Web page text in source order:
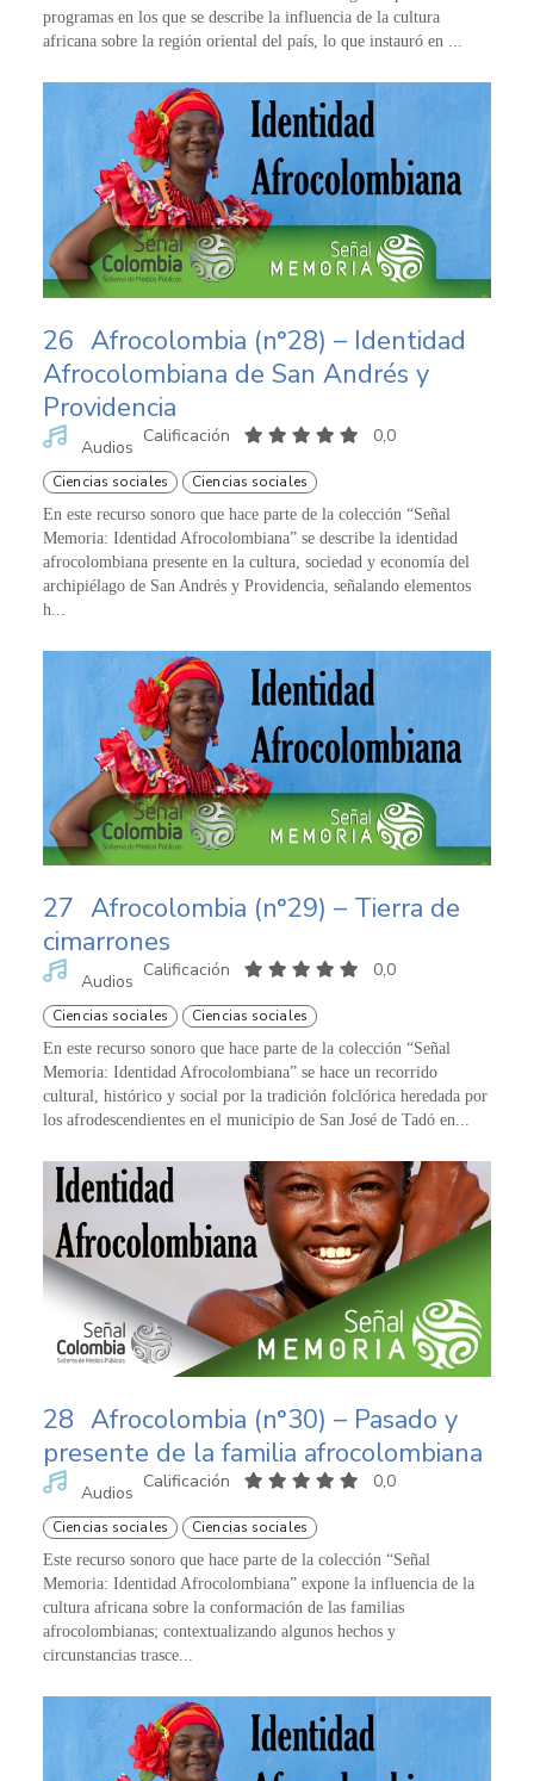
programas en los que se describe la influencia de la cultura
africana sobre la región oriental del país, lo que instauró en ...
26 Afrocolombia (n°28) – Identidad
Afrocolombiana de San Andrés y
Providencia
Audios
Calificación 0,0
Ciencias sociales Ciencias sociales
En este recurso sonoro que hace parte de la colección “Señal
Memoria: Identidad Afrocolombiana” se describe la identidad
afrocolombiana presente en la cultura, sociedad y economía del
archipiélago de San Andrés y Providencia, señalando elementos
h...
27 Afrocolombia (n°29) – Tierra de
cimarrones
Audios
Calificación 0,0
Ciencias sociales Ciencias sociales
En este recurso sonoro que hace parte de la colección “Señal
Memoria: Identidad Afrocolombiana” se hace un recorrido
cultural, histórico y social por la tradición folclórica heredada por
los afrodescendientes en el municipio de San José de Tadó en...
28 Afrocolombia (n°30) – Pasado y
presente de la familia afrocolombiana
Audios
Calificación 0,0
Ciencias sociales Ciencias sociales
Este recurso sonoro que hace parte de la colección “Señal
Memoria: Identidad Afrocolombiana” expone la influencia de la
cultura africana sobre la conformación de las familias
afrocolombianas; contextualizando algunos hechos y
circunstancias trasce...